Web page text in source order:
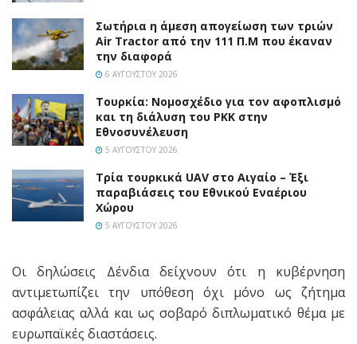
Σωτήρια η άμεση απογείωση των τριών
Air Tractor από την 111 Π.M που έκαναν
την διαφορά
6 ΑΥΓΟΎΣΤΟΥ 2026
Τουρκία: Νομοσχέδιο για τον αφοπλισμό
και τη διάλυση του PKK στην
Εθνοσυνέλευση
5 ΑΥΓΟΎΣΤΟΥ 2026
Τρία τουρκικά UAV στο Αιγαίο – Έξι
παραβιάσεις του Εθνικού Εναέριου
Χώρου
5 ΑΥΓΟΎΣΤΟΥ 2026
Οι δηλώσεις Δένδια δείχνουν ότι η κυβέρνηση
αντιμετωπίζει την υπόθεση όχι μόνο ως ζήτημα
ασφάλειας αλλά και ως σοβαρό διπλωματικό θέμα με
ευρωπαϊκές διαστάσεις.